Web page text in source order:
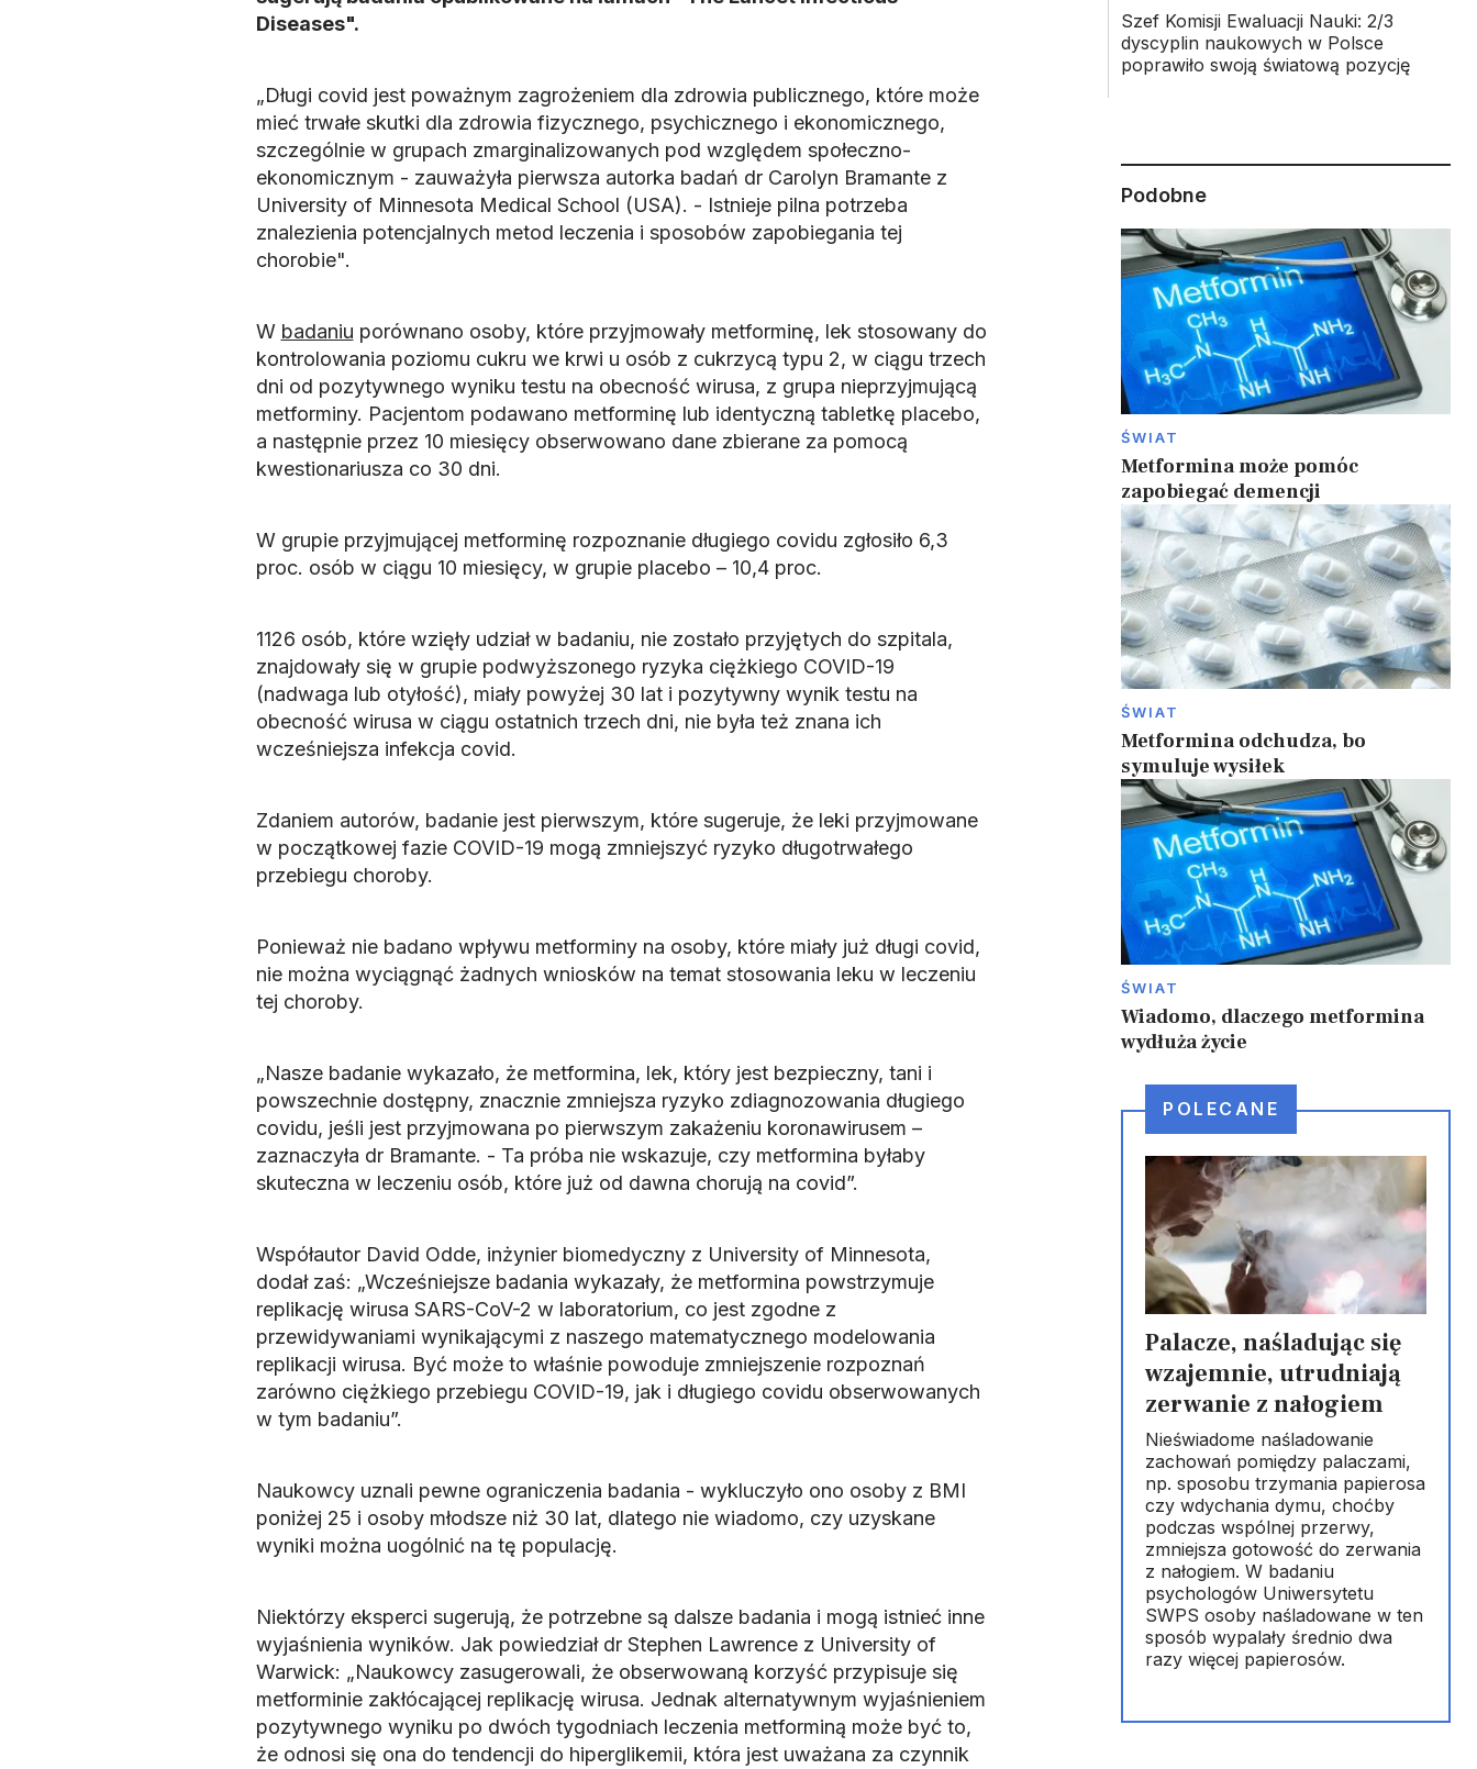
Diseases".
„Długi covid jest poważnym zagrożeniem dla zdrowia publicznego, które może
mieć trwałe skutki dla zdrowia fizycznego, psychicznego i ekonomicznego,
szczególnie w grupach zmarginalizowanych pod względem społeczno-
ekonomicznym - zauważyła pierwsza autorka badań dr Carolyn Bramante z
University of Minnesota Medical School (USA). - Istnieje pilna potrzeba
znalezienia potencjalnych metod leczenia i sposobów zapobiegania tej
chorobie".
W badaniu porównano osoby, które przyjmowały metforminę, lek stosowany do
kontrolowania poziomu cukru we krwi u osób z cukrzycą typu 2, w ciągu trzech
dni od pozytywnego wyniku testu na obecność wirusa, z grupa nieprzyjmującą
metforminy. Pacjentom podawano metforminę lub identyczną tabletkę placebo,
a następnie przez 10 miesięcy obserwowano dane zbierane za pomocą
kwestionariusza co 30 dni.
W grupie przyjmującej metforminę rozpoznanie długiego covidu zgłosiło 6,3
proc. osób w ciągu 10 miesięcy, w grupie placebo – 10,4 proc.
1126 osób, które wzięły udział w badaniu, nie zostało przyjętych do szpitala,
znajdowały się w grupie podwyższonego ryzyka ciężkiego COVID-19
(nadwaga lub otyłość), miały powyżej 30 lat i pozytywny wynik testu na
obecność wirusa w ciągu ostatnich trzech dni, nie była też znana ich
wcześniejsza infekcja covid.
Zdaniem autorów, badanie jest pierwszym, które sugeruje, że leki przyjmowane
w początkowej fazie COVID-19 mogą zmniejszyć ryzyko długotrwałego
przebiegu choroby.
Ponieważ nie badano wpływu metforminy na osoby, które miały już długi covid,
nie można wyciągnąć żadnych wniosków na temat stosowania leku w leczeniu
tej choroby.
„Nasze badanie wykazało, że metformina, lek, który jest bezpieczny, tani i
powszechnie dostępny, znacznie zmniejsza ryzyko zdiagnozowania długiego
covidu, jeśli jest przyjmowana po pierwszym zakażeniu koronawirusem –
zaznaczyła dr Bramante. - Ta próba nie wskazuje, czy metformina byłaby
skuteczna w leczeniu osób, które już od dawna chorują na covid”.
Współautor David Odde, inżynier biomedyczny z University of Minnesota,
dodał zaś: „Wcześniejsze badania wykazały, że metformina powstrzymuje
replikację wirusa SARS-CoV-2 w laboratorium, co jest zgodne z
przewidywaniami wynikającymi z naszego matematycznego modelowania
replikacji wirusa. Być może to właśnie powoduje zmniejszenie rozpoznań
zarówno ciężkiego przebiegu COVID-19, jak i długiego covidu obserwowanych
w tym badaniu”.
Naukowcy uznali pewne ograniczenia badania - wykluczyło ono osoby z BMI
poniżej 25 i osoby młodsze niż 30 lat, dlatego nie wiadomo, czy uzyskane
wyniki można uogólnić na tę populację.
Niektórzy eksperci sugerują, że potrzebne są dalsze badania i mogą istnieć inne
wyjaśnienia wyników. Jak powiedział dr Stephen Lawrence z University of
Warwick: „Naukowcy zasugerowali, że obserwowaną korzyść przypisuje się
metforminie zakłócającej replikację wirusa. Jednak alternatywnym wyjaśnieniem
pozytywnego wyniku po dwóch tygodniach leczenia metforminą może być to,
że odnosi się ona do tendencji do hiperglikemii, która jest uważana za czynnik
Szef Komisji Ewaluacji Nauki: 2/3
dyscyplin naukowych w Polsce
poprawiło swoją światową pozycję
Podobne
ŚWIAT
Metformina może pomóc
zapobiegać demencji
ŚWIAT
Metformina odchudza, bo
symuluje wysiłek
ŚWIAT
Wiadomo, dlaczego metformina
wydłuża życie
POLECANE
Palacze, naśladując się
wzajemnie, utrudniają
zerwanie z nałogiem
Nieświadome naśladowanie
zachowań pomiędzy palaczami,
np. sposobu trzymania papierosa
czy wdychania dymu, choćby
podczas wspólnej przerwy,
zmniejsza gotowość do zerwania
z nałogiem. W badaniu
psychologów Uniwersytetu
SWPS osoby naśladowane w ten
sposób wypalały średnio dwa
razy więcej papierosów.